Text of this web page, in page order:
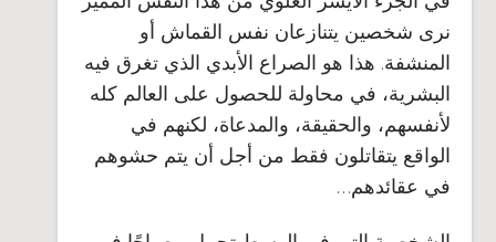
نرى شخصين يتنازعان نفس القماش أو
المنشفة. هذا هو الصراع الأبدي الذي تغرق فيه
البشرية، في محاولة للحصول على العالم كله
لأنفسهم، والحقيقة، والمدعاة، لكنهم في
الواقع يتقاتلون فقط من أجل أن يتم حشوهم
في عقائدهم…